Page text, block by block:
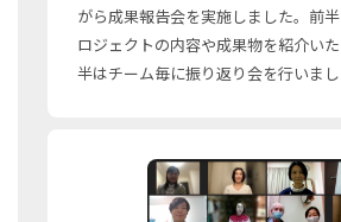
がら成果報告会を実施しました。前
ロジェクトの内容や成果物を紹介い
半はチーム毎に振り返り会を行いまし